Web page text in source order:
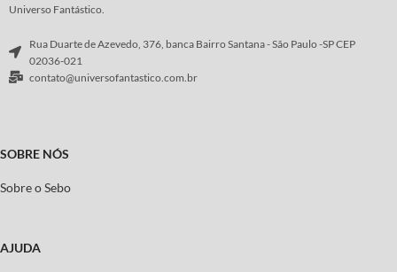
Hampshire, onde encontra abrigo em
Universo Fantástico.
Rua Duarte de Azevedo, 376, banca Bairro Santana - São Paulo -SP CEP
02036-021
contato@universofantastico.com.br
SOBRE NÓS
Sobre o Sebo
AJUDA